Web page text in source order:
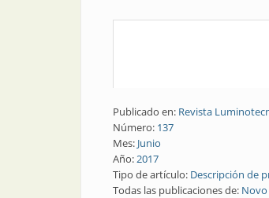
Publicado en: Revista
Número: 137
Mes: Junio
Año:2017
Tipo de artículo: Descripción de
Todas las publicaciones de: